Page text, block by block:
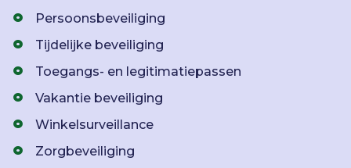
Persoonsbeveiliging
Tijdelijke beveiliging
Toegangs- en legitimatiepassen
Vakantie beveiliging
Winkelsurveillance
Zorgbeveiliging